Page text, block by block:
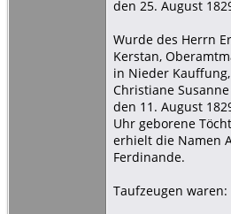
den 25. August
Wurde des Herrn
Kerstan,
in Nieder
Christiane
den 11. August
Uhr geborene
erhielt die Namen
Ferdinande.
Taufzeugen waren: